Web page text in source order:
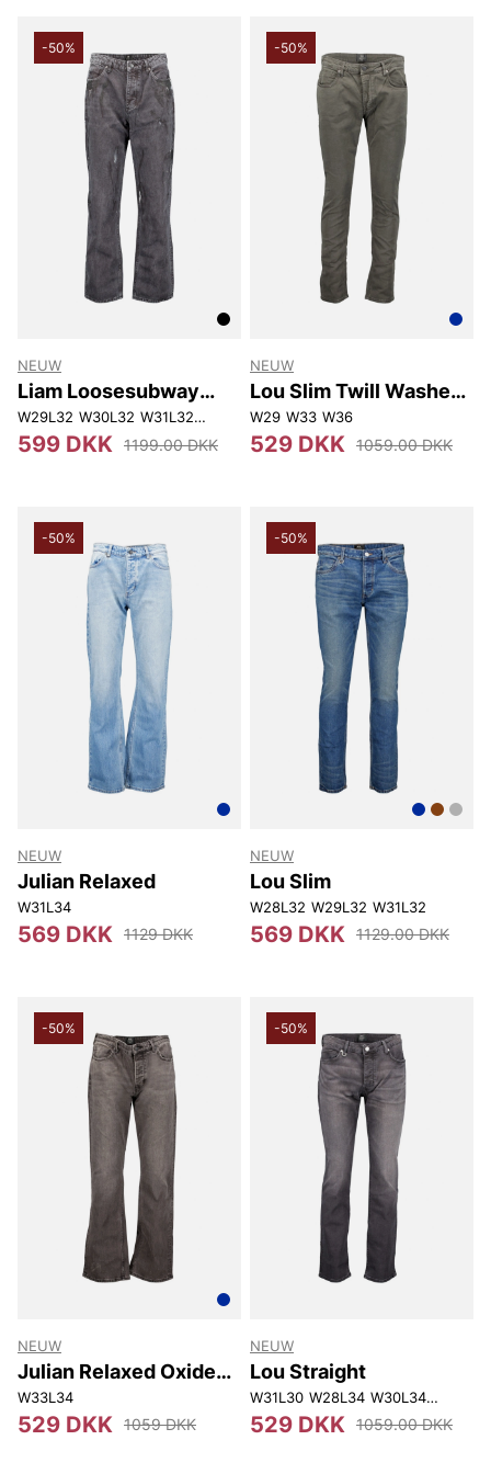
-50%
NEUW
Liam Loosesubway
Black Art
W29L32 W30L32 W31L32 W32L32 W33L32 W34L32
599 DKK 1199.00 DKK
-50%
NEUW
Lou Slim Twill Washed
Oxblood
W29 W33 W36
529 DKK 1059.00 DKK
-50%
NEUW
Julian Relaxed
W31L34
569 DKK 1129 DKK
-50%
NEUW
Lou Slim
W28L32 W29L32 W31L32
569 DKK 1129.00 DKK
-50%
NEUW
Julian Relaxed Oxide
Black Overdye
W33L34
529 DKK 1059 DKK
-50%
NEUW
Lou Straight
W31L30 W28L34 W30L34 W36L34
529 DKK 1059.00 DKK